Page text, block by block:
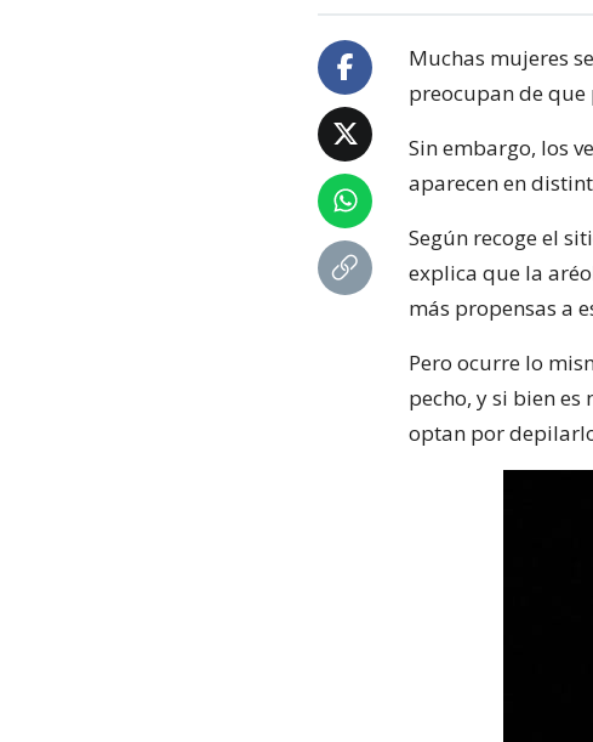
Muchas mujeres
preocupan de
Sin embargo, los
aparecen en
Según recoge el
explica que la
más propensas a
Pero ocurre lo
pecho, y si bien
optan por